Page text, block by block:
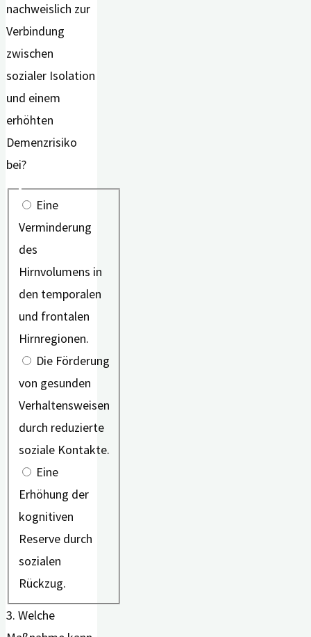
nachweislich zur
Verbindung
zwischen
sozialer Isolation
und einem
erhöhten
Demenzrisiko
bei?
Eine
Verminderung
des
Hirnvolumens in
den temporalen
und frontalen
Hirnregionen.
Die Förderung
von gesunden
Verhaltensweisen
durch reduzierte
soziale Kontakte.
Eine
Erhöhung der
kognitiven
Reserve durch
sozialen
Rückzug.
3. Welche